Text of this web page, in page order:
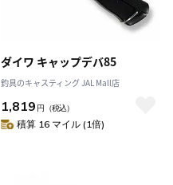
ダイワ キャップデバ85
釣具のキャスティング JAL Mall店
1,819 円 （税込）
積算 16 マイル (1倍)